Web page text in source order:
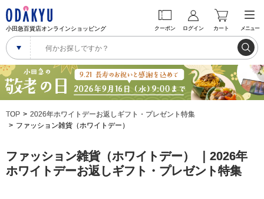
小田急百貨店オンラインショッピング クーポン ログイン カート メニュー
TOP
2026年ホワイトデーお返しギフト・プレゼント特集
ファッション雑貨（ホワイトデー）
ファッション雑貨（ホワイトデー） ｜2026年
ホワイトデーお返しギフト・プレゼント特集